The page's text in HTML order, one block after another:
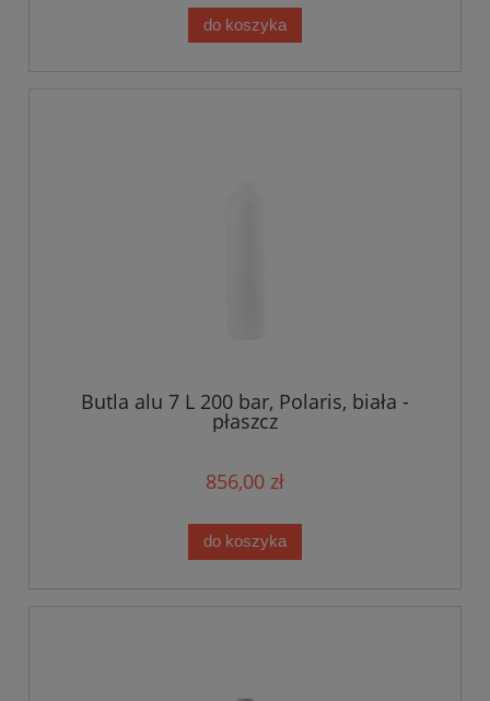
do koszyka
Butla alu 7 L 200 bar, Polaris, biała -
płaszcz
856,00 zł
do koszyka